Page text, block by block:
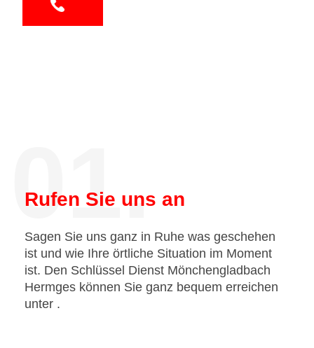
01.
Rufen Sie uns an
Sagen Sie uns ganz in Ruhe was geschehen
ist und wie Ihre örtliche Situation im Moment
ist. Den Schlüssel Dienst Mönchengladbach
Hermges können Sie ganz bequem erreichen
unter .